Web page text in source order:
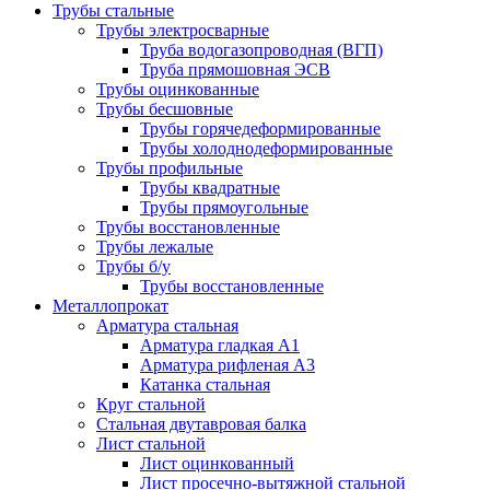
Трубы стальные
Трубы электросварные
Труба водогазопроводная (ВГП)
Труба прямошовная ЭСВ
Трубы оцинкованные
Трубы бесшовные
Трубы горячедеформированные
Трубы холоднодеформированные
Трубы профильные
Трубы квадратные
Трубы прямоугольные
Трубы восстановленные
Трубы лежалые
Трубы б/у
Трубы восстановленные
Металлопрокат
Арматура стальная
Арматура гладкая А1
Арматура рифленая А3
Катанка стальная
Круг стальной
Стальная двутавровая балка
Лист стальной
Лист оцинкованный
Лист просечно-вытяжной стальной